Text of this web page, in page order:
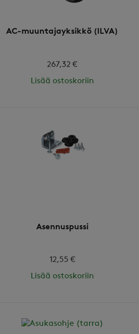
AC-muuntajayksikkö (ILVA)
267,32 €
Lisää ostoskoriin
Asennuspussi
12,55 €
Lisää ostoskoriin